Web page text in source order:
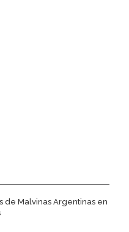
de Malvinas Argentinas en